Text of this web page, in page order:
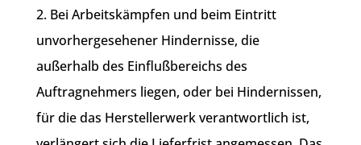
2. Bei Arbeitskämpfen und beim Eintritt
unvorhergesehener Hindernisse, die
außerhalb des Einflußbereichs des
Auftragnehmers liegen, oder bei Hindernissen,
für die das Herstellerwerk verantwortlich ist,